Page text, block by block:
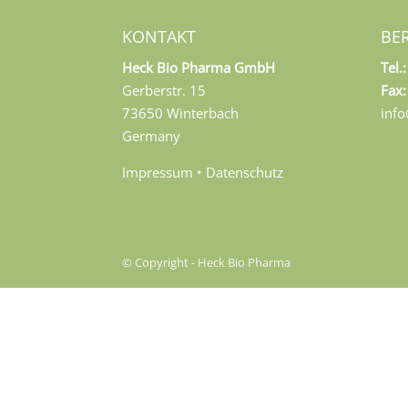
KONTAKT
Heck Bio Pharma GmbH
Gerberstr. 15
73650 Winterbach
Germany
Impressum • Datenschutz
Tel.:
Fax:
© Copyright - Heck Bio Pharma